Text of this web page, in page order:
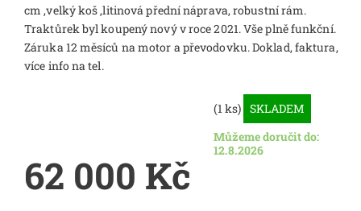
cm ,velký koš ,litinová přední náprava, robustní rám.
Traktůrek byl koupený nový v roce 2021. Vše plně funkční.
Záruka 12 měsíců na motor a převodovku. Doklad, faktura,
více info na tel.
(1 ks) SKLADEM
Můžeme doručit do:
12.8.2026
62 000 Kč